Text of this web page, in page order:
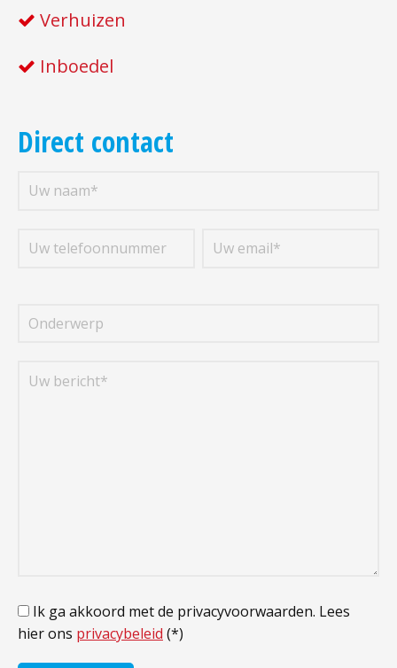
Verhuizen
Inboedel
Direct contact
Ik ga akkoord met de privacyvoorwaarden. Lees
hier ons privacybeleid (*)